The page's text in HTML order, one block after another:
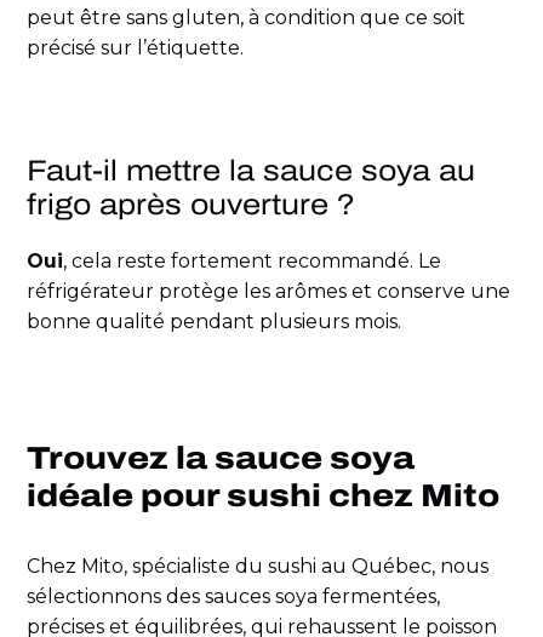
peut être sans gluten, à condition que ce soit
précisé sur l’étiquette.
Faut-il mettre la sauce soya au
frigo après ouverture ?
Oui, cela reste fortement recommandé. Le
réfrigérateur protège les arômes et conserve une
bonne qualité pendant plusieurs mois.
Trouvez la sauce soya
idéale pour sushi chez Mito
Chez Mito, spécialiste du sushi au Québec, nous
sélectionnons des sauces soya fermentées,
précises et équilibrées, qui rehaussent le poisson